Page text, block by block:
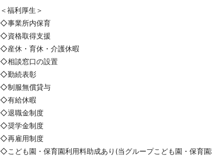
＜福利厚生＞
◇事業所内保育
◇資格取得支援
◇産休・育休・介護休暇
◇相談窓口の設置
◇勤続表彰
◇制服無償貸与
◇有給休暇
◇退職金制度
◇奨学金制度
◇再雇用制度
◇こども園・保育園利用料助成あり(当グループこども園・保育